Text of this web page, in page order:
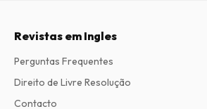
Revistas em Ingles
Perguntas Frequentes
Direito de Livre Resolução
Contacto